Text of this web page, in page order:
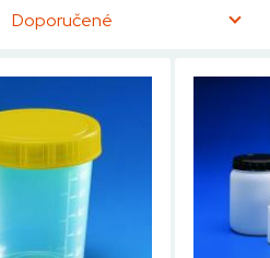
Doporučené